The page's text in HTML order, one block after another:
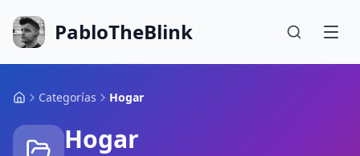
PabloTheBlink
Categorías Hogar
Hogar